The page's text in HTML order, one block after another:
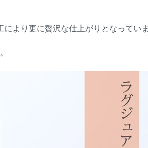
により更に贅沢な仕上がりとなっていま